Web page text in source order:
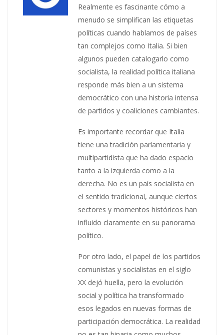
Realmente es fascinante cómo a
menudo se simplifican las etiquetas
políticas cuando hablamos de países
tan complejos como Italia. Si bien
algunos pueden catalogarlo como
socialista, la realidad política italiana
responde más bien a un sistema
democrático con una historia intensa
de partidos y coaliciones cambiantes.
Es importante recordar que Italia
tiene una tradición parlamentaria y
multipartidista que ha dado espacio
tanto a la izquierda como a la
derecha. No es un país socialista en
el sentido tradicional, aunque ciertos
sectores y momentos históricos han
influido claramente en su panorama
político.
Por otro lado, el papel de los partidos
comunistas y socialistas en el siglo
XX dejó huella, pero la evolución
social y política ha transformado
esos legados en nuevas formas de
participación democrática. La realidad